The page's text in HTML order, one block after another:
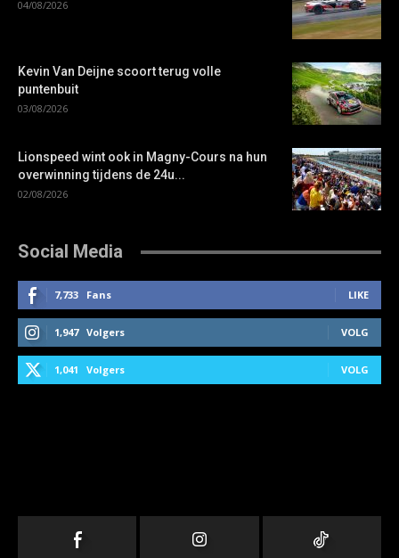
04/08/2026
Kevin Van Deijne scoort terug volle
puntenbuit
03/08/2026
Lionspeed wint ook in Magny-Cours na hun
overwinning tijdens de 24u...
02/08/2026
Social Media
7,733 Fans LIKE
1,947 Volgers VOLG
1,041 Volgers VOLG